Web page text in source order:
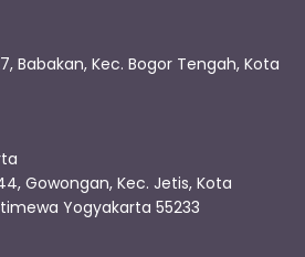
Babakan, Kec. Bogor Tengah, Kota
Gowongan, Kec. Jetis, Kota
Yogyakarta 55233